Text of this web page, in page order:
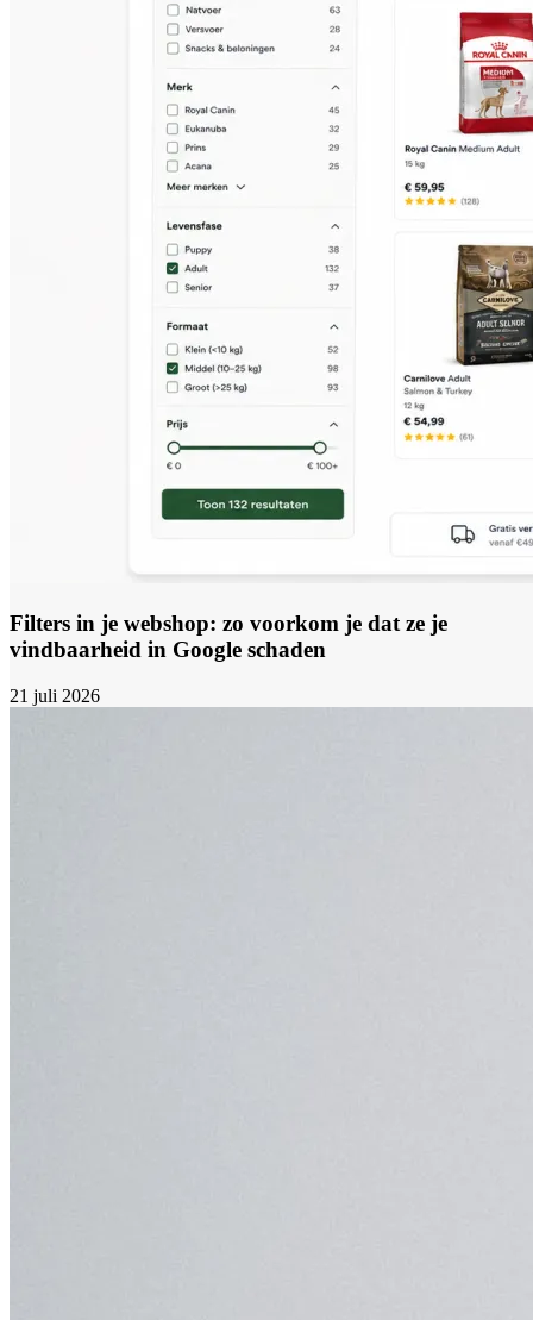
Filters in je webshop: zo voorkom je dat ze je
vindbaarheid in Google schaden
21 juli 2026